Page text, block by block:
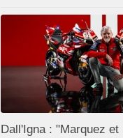
Dall'Igna : "Marquez et